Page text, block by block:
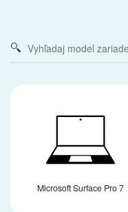
Microsoft Surface Pro 7